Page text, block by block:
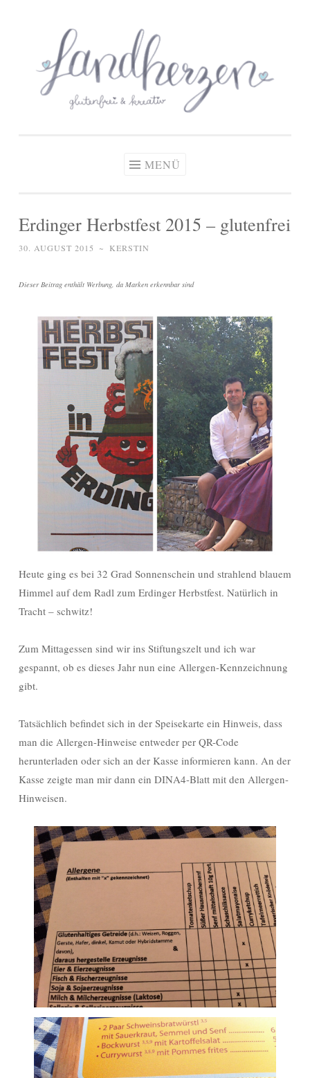
springen
Zöliakie, glutenfreie Ernährung
MENÜ
Erdinger Herbstfest 2015 – glutenfrei
30. AUGUST 2015 ~ KERSTIN
Dieser Beitrag enthält Werbung, da Marken erkennbar sind
Heute ging es bei 32 Grad Sonnenschein und strahlend blauem
Himmel auf dem Radl zum Erdinger Herbstfest. Natürlich in
Tracht – schwitz!
Zum Mittagessen sind wir ins Stiftungszelt und ich war
gespannt, ob es dieses Jahr nun eine Allergen-Kennzeichnung
gibt.
Tatsächlich befindet sich in der Speisekarte ein Hinweis, dass
man die Allergen-Hinweise entweder per QR-Code
herunterladen oder sich an der Kasse informieren kann. An der
Kasse zeigte man mir dann ein DINA4-Blatt mit den Allergen-
Hinweisen.